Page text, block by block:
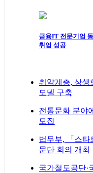
금융IT 전문기업
취업 성공
취약계층, 상생
모델 구축
전통문화 분야
모집
법무부, 「스타
문단 회의 개최
국가철도공단·